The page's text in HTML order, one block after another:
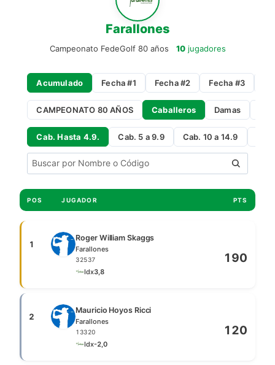
Farallones
Campeonato FedeGolf 80 años 10jugadores
Acumulado Fecha #1 Fecha #2 Fecha #3
CAMPEONATO 80 AÑOS Caballeros Damas
Cab. Hasta 4.9. Cab. 5 a 9.9 Cab. 10 a 14.9
POS JUGADOR PTS
1
Roger William Skaggs
Farallones
32537
Idx3,8
190
2
Mauricio Hoyos Ricci
Farallones
13320
Idx-2,0
120